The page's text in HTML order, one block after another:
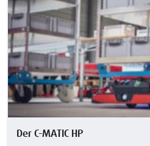
Der C-MATIC HP